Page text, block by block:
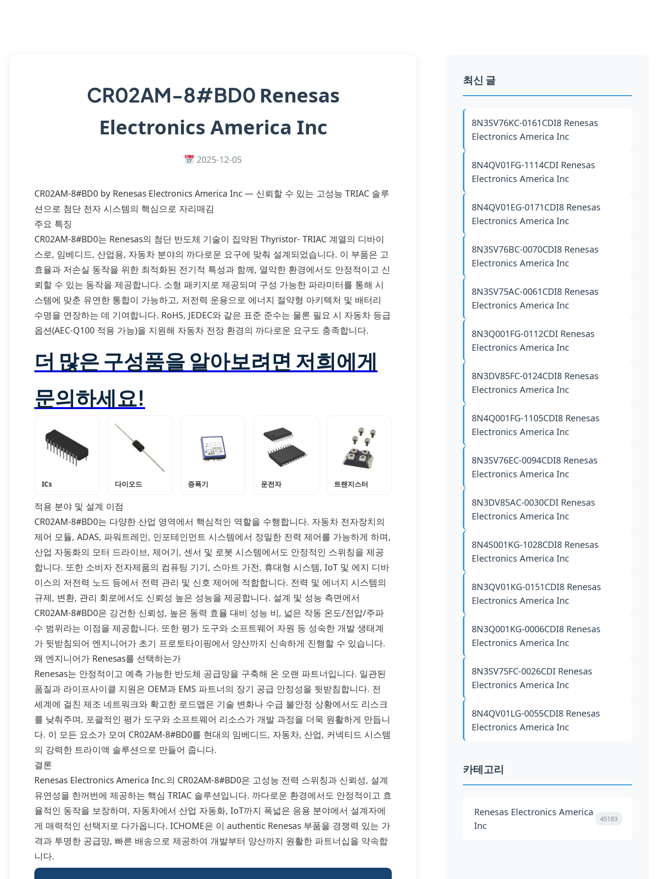
CR02AM-8#BD0 Renesas
Electronics America Inc
2025-12-05
CR02AM-8#BD0 by Renesas Electronics America Inc — 신뢰할 수 있는 고성능 TRIAC 솔루
션으로 첨단 전자 시스템의 핵심으로 자리매김
주요 특징
CR02AM-8#BD0는 Renesas의 첨단 반도체 기술이 집약된 Thyristor- TRIAC 계열의 디바이
스로, 임베디드, 산업용, 자동차 분야의 까다로운 요구에 맞춰 설계되었습니다. 이 부품은 고
효율과 저손실 동작을 위한 최적화된 전기적 특성과 함께, 열악한 환경에서도 안정적이고 신
뢰할 수 있는 동작을 제공합니다. 소형 패키지로 제공되며 구성 가능한 파라미터를 통해 시
스템에 맞춘 유연한 통합이 가능하고, 저전력 운용으로 에너지 절약형 아키텍처 및 배터리
수명을 연장하는 데 기여합니다. RoHS, JEDEC와 같은 표준 준수는 물론 필요 시 자동차 등급
옵션(AEC-Q100 적용 가능)을 지원해 자동차 전장 환경의 까다로운 요구도 충족합니다.
더 많은 구성품을 알아보려면 저희에게
문의하세요!
ICs 다이오드 증폭기 운전자 트랜지스터
적용 분야 및 설계 이점
CR02AM-8#BD0는 다양한 산업 영역에서 핵심적인 역할을 수행합니다. 자동차 전자장치의
제어 모듈, ADAS, 파워트레인, 인포테인먼트 시스템에서 정밀한 전력 제어를 가능하게 하며,
산업 자동화의 모터 드라이브, 제어기, 센서 및 로봇 시스템에서도 안정적인 스위칭을 제공
합니다. 또한 소비자 전자제품의 컴퓨팅 기기, 스마트 가전, 휴대형 시스템, IoT 및 에지 디바
이스의 저전력 노드 등에서 전력 관리 및 신호 제어에 적합합니다. 전력 및 에너지 시스템의
규제, 변환, 관리 회로에서도 신뢰성 높은 성능을 제공합니다. 설계 및 성능 측면에서
CR02AM-8#BD0은 강건한 신뢰성, 높은 동력 효율 대비 성능 비, 넓은 작동 온도/전압/주파
수 범위라는 이점을 제공합니다. 또한 평가 도구와 소프트웨어 자원 등 성숙한 개발 생태계
가 뒷받침되어 엔지니어가 초기 프로토타이핑에서 양산까지 신속하게 진행할 수 있습니다.
왜 엔지니어가 Renesas를 선택하는가
Renesas는 안정적이고 예측 가능한 반도체 공급망을 구축해 온 오랜 파트너입니다. 일관된
품질과 라이프사이클 지원은 OEM과 EMS 파트너의 장기 공급 안정성을 뒷받침합니다. 전
세계에 걸친 제조 네트워크와 확고한 로드맵은 기술 변화나 수급 불안정 상황에서도 리스크
를 낮춰주며, 포괄적인 평가 도구와 소프트웨어 리소스가 개발 과정을 더욱 원활하게 만듭니
다. 이 모든 요소가 모여 CR02AM-8#BD0를 현대의 임베디드, 자동차, 산업, 커넥티드 시스템
의 강력한 트라이액 솔루션으로 만들어 줍니다.
결론
Renesas Electronics America Inc.의 CR02AM-8#BD0은 고성능 전력 스위칭과 신뢰성, 설계
유연성을 한꺼번에 제공하는 핵심 TRIAC 솔루션입니다. 까다로운 환경에서도 안정적이고 효
율적인 동작을 보장하며, 자동차에서 산업 자동화, IoT까지 폭넓은 응용 분야에서 설계자에
게 매력적인 선택지로 다가옵니다. ICHOME은 이 authentic Renesas 부품을 경쟁력 있는 가
격과 투명한 공급망, 빠른 배송으로 제공하여 개발부터 양산까지 원활한 파트너십을 약속합
니다.
최신 글
8N3SV76KC-0161CDI8 Renesas
Electronics America Inc
8N4QV01FG-1114CDI Renesas
Electronics America Inc
8N4QV01EG-0171CDI8 Renesas
Electronics America Inc
8N3SV76BC-0070CDI8 Renesas
Electronics America Inc
8N3SV75AC-0061CDI8 Renesas
Electronics America Inc
8N3Q001FG-0112CDI Renesas
Electronics America Inc
8N3DV85FC-0124CDI8 Renesas
Electronics America Inc
8N4Q001FG-1105CDI8 Renesas
Electronics America Inc
8N3SV76EC-0094CDI8 Renesas
Electronics America Inc
8N3DV85AC-0030CDI Renesas
Electronics America Inc
8N4S001KG-1028CDI8 Renesas
Electronics America Inc
8N3QV01KG-0151CDI8 Renesas
Electronics America Inc
8N3Q001KG-0006CDI8 Renesas
Electronics America Inc
8N3SV75FC-0026CDI Renesas
Electronics America Inc
8N4QV01LG-0055CDI8 Renesas
Electronics America Inc
카테고리
Renesas Electronics America
Inc
45183